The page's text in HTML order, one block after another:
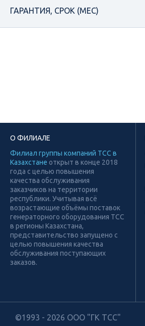
ГАРАНТИЯ, СРОК (МЕС)
О ФИЛИАЛЕ
Филиал группы компаний ТСС в
Казахстане открыт в конце 2018
года с целью повышения
качества обслуживания
заказчиков на территории
республики. Учитывая всё
возрастающие объёмы поставок
генераторного оборудования ТСС
в регионы Казахстана,
представительство запущено с
целью повышения качества
обслуживания поступающих
заказов.
©1993 - 2026 ООО "ГК ТСС"